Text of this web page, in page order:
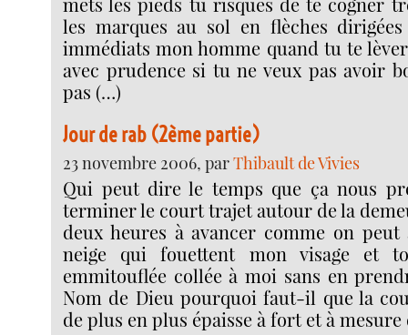
les marques au sol en flèches
immédiats mon homme quand tu te
avec prudence si tu ne veux pas avoir
pas (…)
Jour de rab (2ème partie)
23 novembre 2006, parThibault de Vivies
Qui peut dire le temps que ça nous
terminer le court trajet autour de la
deux heures à avancer comme on
neige qui fouettent mon visage et
emmitouflée collée à moi sans en
Nom de Dieu pourquoi faut-il que la
de plus en plus épaisse à fort et à